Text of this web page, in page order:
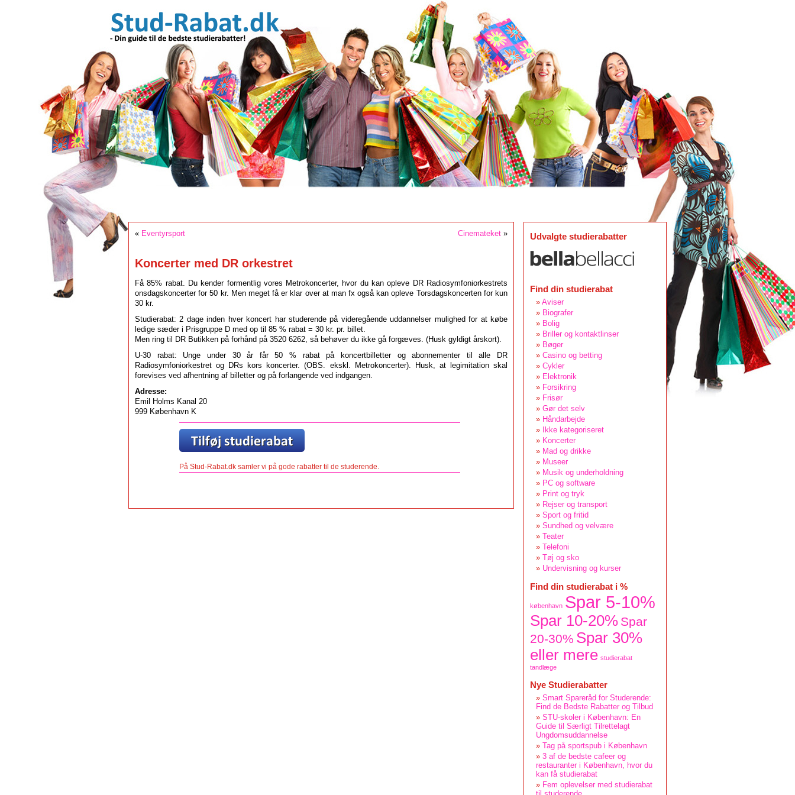
« Eventyrsport Cinemateket »
Koncerter med DR orkestret
Få 85% rabat. Du kender formentlig vores Metrokoncerter, hvor du kan opleve DR Radiosymfoniorkestrets
onsdagskoncerter for 50 kr. Men meget få er klar over at man fx også kan opleve Torsdagskoncerten for kun
30 kr.
Studierabat: 2 dage inden hver koncert har studerende på videregående uddannelser mulighed for at købe
ledige sæder i Prisgruppe D med op til 85 % rabat = 30 kr. pr. billet.
Men ring til DR Butikken på forhånd på 3520 6262, så behøver du ikke gå forgæves. (Husk gyldigt årskort).
U-30 rabat: Unge under 30 år får 50 % rabat på koncertbilletter og abonnementer til alle DR
Radiosymfoniorkestret og DRs kors koncerter. (OBS. ekskl. Metrokoncerter). Husk, at legimitation skal
forevises ved afhentning af billetter og på forlangende ved indgangen.
Adresse:
Emil Holms Kanal 20
999 København K
På Stud-Rabat.dk samler vi på gode rabatter til de studerende.
Udvalgte studierabatter
Find din studierabat
Aviser
Biografer
Bolig
Briller og kontaktlinser
Bøger
Casino og betting
Cykler
Elektronik
Forsikring
Frisør
Gør det selv
Håndarbejde
Ikke kategoriseret
Koncerter
Mad og drikke
Museer
Musik og underholdning
PC og software
Print og tryk
Rejser og transport
Sport og fritid
Sundhed og velvære
Teater
Telefoni
Tøj og sko
Undervisning og kurser
Find din studierabat i %
københavn Spar 5-10%
Spar 10-20% Spar
20-30% Spar 30%
eller mere studierabat
tandlæge
Nye Studierabatter
Smart Spareråd for Studerende:
Find de Bedste Rabatter og Tilbud
STU-skoler i København: En
Guide til Særligt Tilrettelagt
Ungdomsuddannelse
Tag på sportspub i København
3 af de bedste cafeer og
restauranter i København, hvor du
kan få studierabat
Fem oplevelser med studierabat